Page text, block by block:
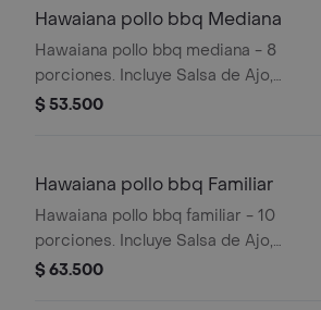
Hawaiana pollo bbq Mediana
Hawaiana pollo bbq mediana - 8
porciones. Incluye Salsa de Ajo,
Sazonador Pimienta Roja y
$ 53.500
Hawaiana pollo bbq Familiar
Hawaiana pollo bbq familiar - 10
porciones. Incluye Salsa de Ajo,
Sazonador Pimienta Roja y
$ 63.500